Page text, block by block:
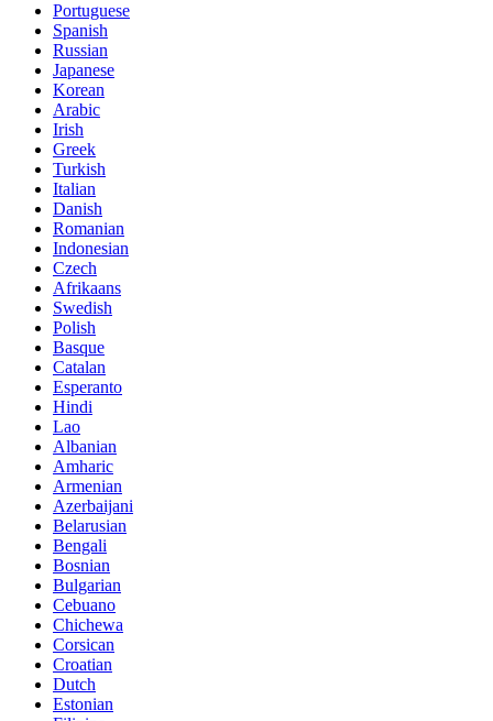
Portuguese
Spanish
Russian
Japanese
Korean
Arabic
Irish
Greek
Turkish
Italian
Danish
Romanian
Indonesian
Czech
Afrikaans
Swedish
Polish
Basque
Catalan
Esperanto
Hindi
Lao
Albanian
Amharic
Armenian
Azerbaijani
Belarusian
Bengali
Bosnian
Bulgarian
Cebuano
Chichewa
Corsican
Croatian
Dutch
Estonian